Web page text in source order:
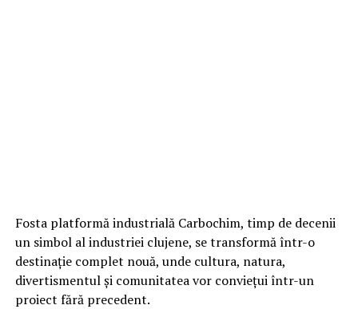
Fosta platformă industrială Carbochim, timp de decenii
un simbol al industriei clujene, se transformă într-o
destinație complet nouă, unde cultura, natura,
divertismentul și comunitatea vor conviețui într-un
proiect fără precedent.